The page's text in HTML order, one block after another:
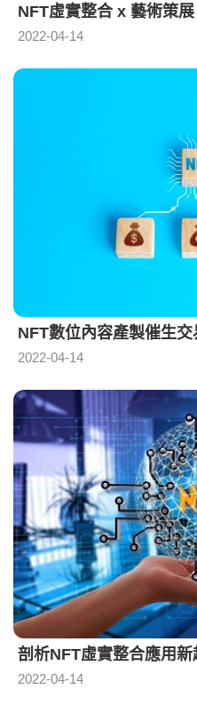
NFT虛實整合 x 藝術策展
2022-04-14
NFT數位內容產製催生
2022-04-14
剖析NFT虛實整合應用新
2022-04-14